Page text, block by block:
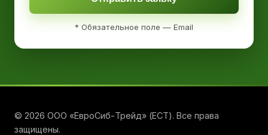
* Обязательное поле — Email
© 2026 ООО «ЕвроСиб-Трейд» (ЕСТ). Все права
защищены.